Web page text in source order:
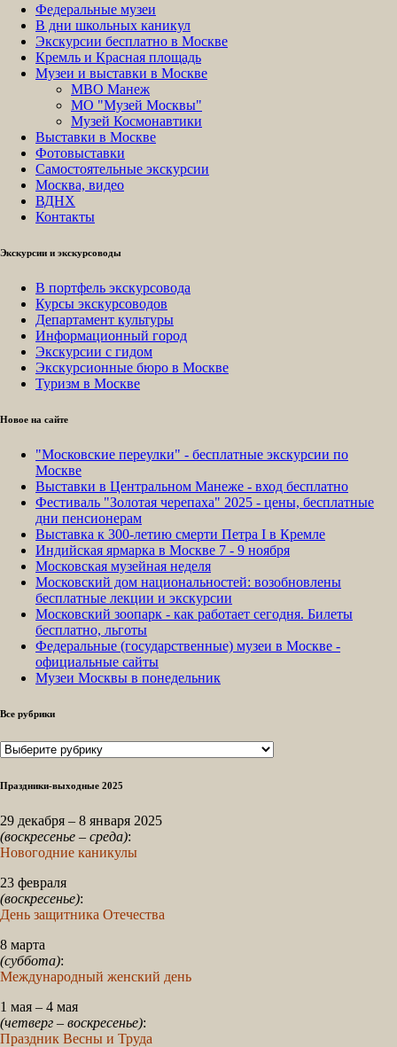
Федеральные музеи
В дни школьных каникул
Экскурсии бесплатно в Москве
Кремль и Красная площадь
Музеи и выставки в Москве
МВО Манеж
МО "Музей Москвы"
Музей Космонавтики
Выставки в Москве
Фотовыставки
Самостоятельные экскурсии
Москва, видео
ВДНХ
Контакты
Экскурсии и экскурсоводы
В портфель экскурсовода
Курсы экскурсоводов
Департамент культуры
Информационный город
Экскурсии с гидом
Экскурсионные бюро в Москве
Туризм в Москве
Новое на сайте
"Московские переулки" - бесплатные экскурсии по
Москве
Выставки в Центральном Манеже - вход бесплатно
Фестиваль "Золотая черепаха" 2025 - цены, бесплатные
дни пенсионерам
Выставка к 300-летию смерти Петра I в Кремле
Индийская ярмарка в Москве 7 - 9 ноября
Московская музейная неделя
Московский дом национальностей: возобновлены
бесплатные лекции и экскурсии
Московский зоопарк - как работает сегодня. Билеты
бесплатно, льготы
Федеральные (государственные) музеи в Москве -
официальные сайты
Музеи Москвы в понедельник
Все рубрики
Все
Праздники-выходные 2025
29 декабря – 8 января 2025
(воскресенье – среда):
Новогодние каникулы
23 февраля
(воскресенье):
День защитника Отечества
8 марта
(суббота):
Международный женский день
1 мая – 4 мая
(четверг – воскресенье):
Праздник Весны и Труда